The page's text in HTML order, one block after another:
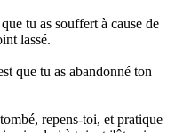
tu as souffert à cause de
lassé.
que tu as abandonné ton
repens-toi, et pratique